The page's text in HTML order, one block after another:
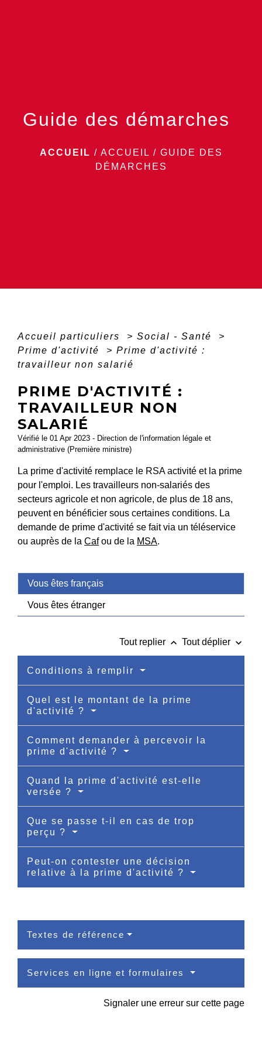
Guide des démarches
ACCUEIL / ACCUEIL / GUIDE DES
DÉMARCHES
Accueil particuliers > Social - Santé
>
Prime d'activité
> Prime d'activité :
travailleur non salarié
PRIME D'ACTIVITÉ :
TRAVAILLEUR NON
SALARIÉ
Vérifié le 01 Apr 2023 - Direction de l'information légale et
administrative (Première ministre)
La prime d'activité remplace le RSA activité et la prime
pour l'emploi. Les travailleurs non-salariés des
secteurs agricole et non agricole, de plus de 18 ans,
peuvent en bénéficier sous certaines conditions. La
demande de prime d'activité se fait via un téléservice
ou auprès de la Cafou de la MSA.
Vous êtes français
Vous êtes étranger
Tout replier keyboard_arrow_up Tout déplier keyboard_arrow_down
Conditions à remplir
Quel est le montant de la prime
d'activité ?
Comment demander à percevoir la
prime d'activité ?
Quand la prime d'activité est-elle
versée ?
Que se passe t-il en cas de trop
perçu ?
Peut-on contester une décision
relative à la prime d'activité ?
Textes de référence
Services en ligne et formulaires
Signaler une erreur sur cette page